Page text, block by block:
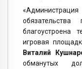
благоустроена
игровая
Виталий
обманутых